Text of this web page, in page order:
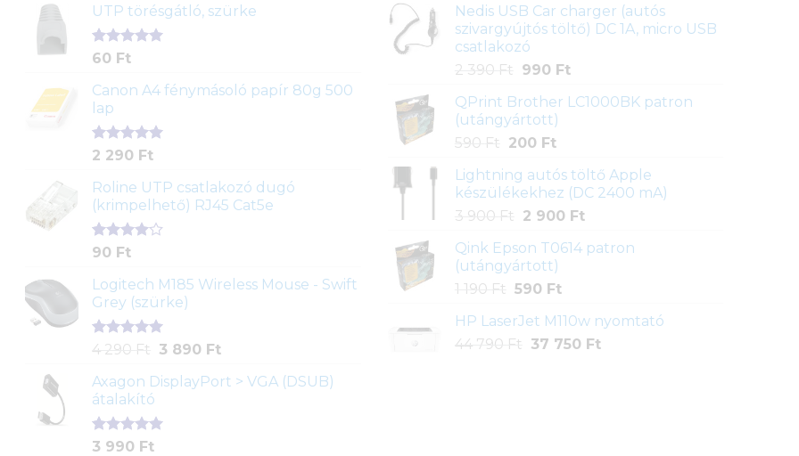
UTP törésgátló, szürke
Értékelés
ből,
1
értékelés
alapján
60 Ft
Canon A4 fénymásoló papír 80g 500
lap
Értékelés
ből,
2
értékelés
alapján
2 290 Ft
Roline UTP csatlakozó dugó
(krimpelhető) RJ45 Cat5e
Értékelés
5-ből,
2
értékelés
alapján
90 Ft
Logitech M185 Wireless Mouse - Swift
Grey (szürke)
Értékelés
ből,
1
értékelés
alapján
4 290 Ft
Original
was:
290 Ft.
3 890 FtCurrent
is:
Axagon DisplayPort > VGA (DSUB)
átalakító
Értékelés
1
3 990 Ft
Nedis USB Car charger (autós
szivargyújtós töltő) DC 1A, micro USB
csatlakozó
2 390 Ft
Original
was:
2
390 Ft.
990 FtCurrent
is:
QPrint Brother LC1000BK patron
(utángyártott)
590 Ft
Original
was:
590 Ft.
200 FtCurrent
is:
200 Ft.
Lightning autós töltő Apple
készülékekhez (DC 2400 mA)
3 900 Ft
Original
was:
3
900 Ft.
2 900 FtCurrent
is:
Qink Epson T0614 patron
(utángyártott)
1 190 Ft Original
was:
1
590 FtCurrent
is:
590 Ft.
HP LaserJet M110w nyomtató
44 790 Ft
Original
37 750 FtCurrent